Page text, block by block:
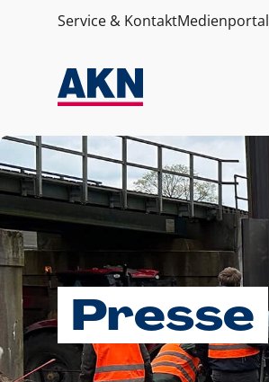
Service & KontaktMedienportal
Presse